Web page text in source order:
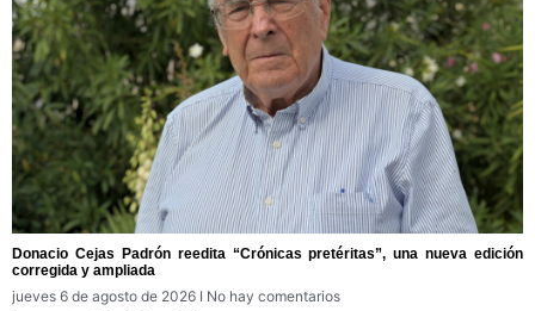
Donacio Cejas Padrón reedita “Crónicas pretéritas”, una nueva edición
corregida y ampliada
jueves 6 de agosto de 2026
No hay comentarios